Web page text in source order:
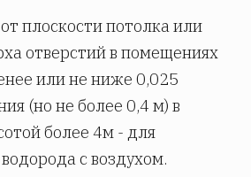
плоскости потолка или
отверстий в помещениях
или не ниже 0,025
(но не более 0,4 м) в
более 4м - для
с воздухом.